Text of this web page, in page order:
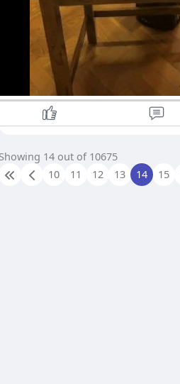
14 out of 10675
10
11 12 13 14 15